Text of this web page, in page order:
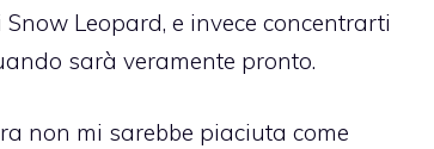
Leopard, e invece concentrarti
sarà veramente pronto.
non mi sarebbe piaciuta come